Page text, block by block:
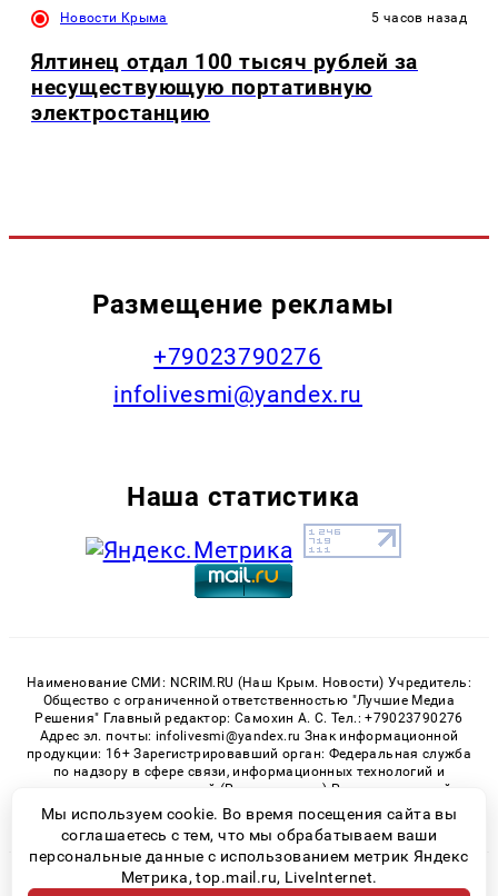
Новости Крыма 5 часов назад
Ялтинец отдал 100 тысяч рублей за
несуществующую портативную
электростанцию
Размещение рекламы
+79023790276
infolivesmi@yandex.ru
Наша статистика
Наименование СМИ: NCRIM.RU (Наш Крым. Новости) Учредитель:
Общество с ограниченной ответственностью "Лучшие Медиа
Решения" Главный редактор: Самохин А. С. Тел.: +79023790276
Адрес эл. почты: infolivesmi@yandex.ru Знак информационной
продукции: 16+ Зарегистрировавший орган: Федеральная служба
по надзору в сфере связи, информационных технологий и
массовых коммуникаций (Роскомнадзор) Регистрационный
номер СМИ ЭЛ № ФС 77 - 81150 от 02.06.2021
© 2026 «nCrim.ru» | Все права защищены
Мы используем cookie. Во время посещения сайта вы
соглашаетесь с тем, что мы обрабатываем ваши
персональные данные с использованием метрик Яндекс
Метрика, top.mail.ru, LiveInternet.